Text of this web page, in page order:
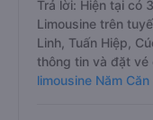
Trả lời: Hiện tại có
Limousine trên
Linh, Tuấn Hiệp,
thông tin và đặt vé
limousine Năm